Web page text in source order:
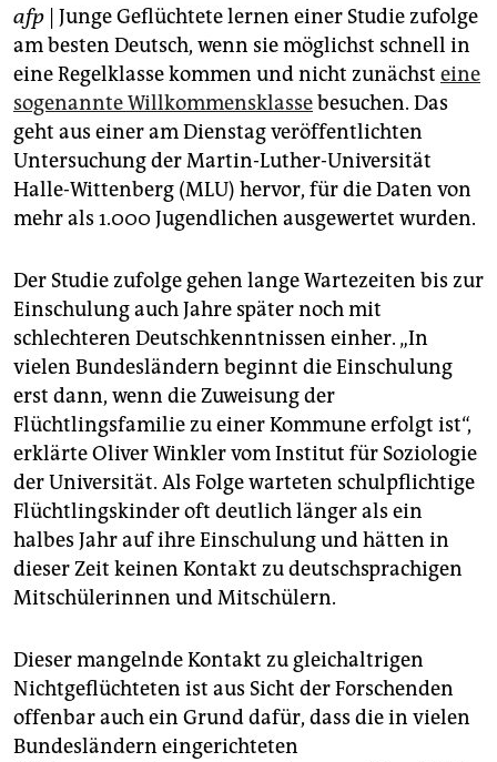
abo
genossenschaft
epaper login
afp | Junge Geflüchtete lernen einer Studie zufolge
am besten Deutsch, wenn sie möglichst schnell in
eine Regelklasse kommen und nicht zunächst eine
sogenannte Willkommensklassebesuchen. Das
geht aus einer am Dienstag veröffentlichten
Untersuchung der Martin-Luther-Universität
Halle-Wittenberg (MLU) hervor, für die Daten von
mehr als 1.000 Jugendlichen ausgewertet wurden.
Der Studie zufolge gehen lange Wartezeiten bis zur
Einschulung auch Jahre später noch mit
schlechteren Deutschkenntnissen einher. „In
vielen Bundesländern beginnt die Einschulung
erst dann, wenn die Zuweisung der
Flüchtlingsfamilie zu einer Kommune erfolgt ist“,
erklärte Oliver Winkler vom Institut für Soziologie
der Universität. Als Folge warteten schulpflichtige
Flüchtlingskinder oft deutlich länger als ein
halbes Jahr auf ihre Einschulung und hätten in
dieser Zeit keinen Kontakt zu deutschsprachigen
Mitschülerinnen und Mitschülern.
Dieser mangelnde Kontakt zu gleichaltrigen
Nichtgeflüchteten ist aus Sicht der Forschenden
offenbar auch ein Grund dafür, dass die in vielen
Bundesländern eingerichteten